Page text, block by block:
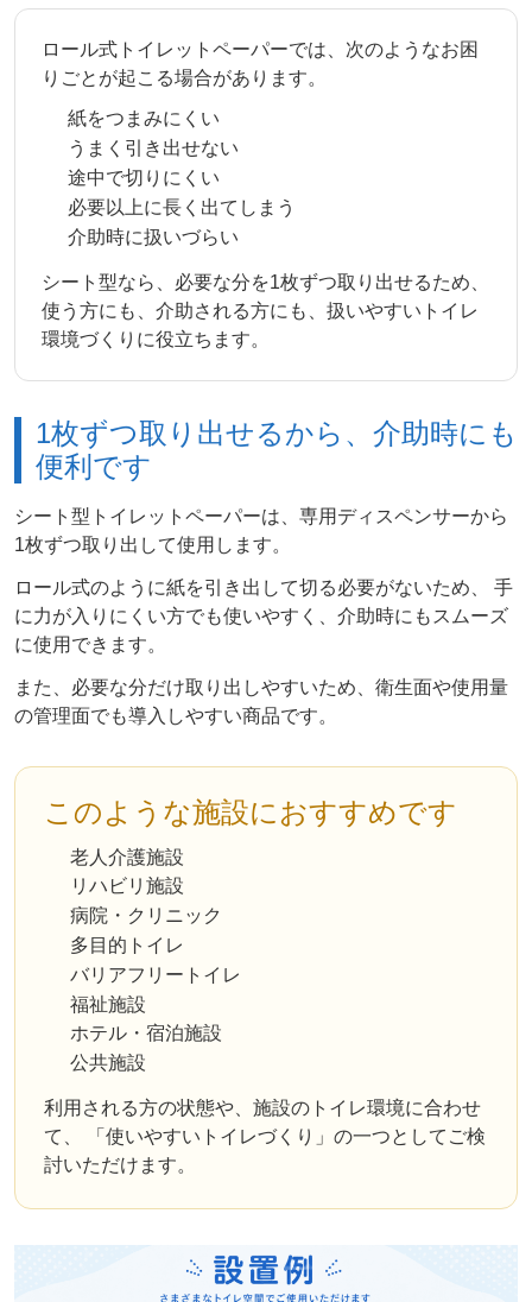
ロール式トイレットペーパーでは、次のようなお困
りごとが起こる場合があります。
紙をつまみにくい
うまく引き出せない
途中で切りにくい
必要以上に長く出てしまう
介助時に扱いづらい
シート型なら、必要な分を1枚ずつ取り出せるため、
使う方にも、介助される方にも、扱いやすいトイレ
環境づくりに役立ちます。
1枚ずつ取り出せるから、介助時にも
便利です
シート型トイレットペーパーは、専用ディスペンサーから
1枚ずつ取り出して使用します。
ロール式のように紙を引き出して切る必要がないため、 手
に力が入りにくい方でも使いやすく、介助時にもスムーズ
に使用できます。
また、必要な分だけ取り出しやすいため、衛生面や使用量
の管理面でも導入しやすい商品です。
このような施設におすすめです
老人介護施設
リハビリ施設
病院・クリニック
多目的トイレ
バリアフリートイレ
福祉施設
ホテル・宿泊施設
公共施設
利用される方の状態や、施設のトイレ環境に合わせ
て、 「使いやすいトイレづくり」の一つとしてご検
討いただけます。